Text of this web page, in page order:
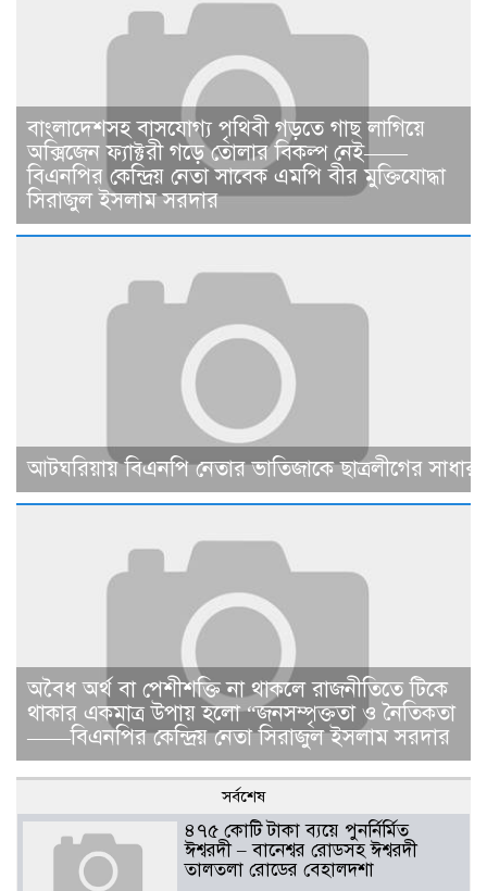
বাংলাদেশসহ বাসযোগ্য পৃথিবী গড়তে গাছ লাগিয়ে
অক্সিজেন ফ্যাক্টরী গড়ে তোলার বিকল্প নেই——
বিএনপির কেন্দ্রিয় নেতা সাবেক এমপি বীর মুক্তিযোদ্ধা
সিরাজুল ইসলাম সরদার
আটঘরিয়ায় বিএনপি নেতার ভাতিজাকে ছাত্রলীগের
​​অবৈধ অর্থ বা পেশীশক্তি না থাকলে রাজনীতিতে টিকে
থাকার একমাত্র উপায় হলো “জনসম্পৃক্ততা ও নৈতিকতা
——বিএনপির কেন্দ্রিয় নেতা সিরাজুল ইসলাম সরদার
সর্বশেষ
৪৭৫ কোটি টাকা ব্যয়ে পুনর্নির্মিত
ঈশ্বরদী – বানেশ্বর রোডসহ ঈশ্বরদী
তালতলা রোডের বেহালদশা